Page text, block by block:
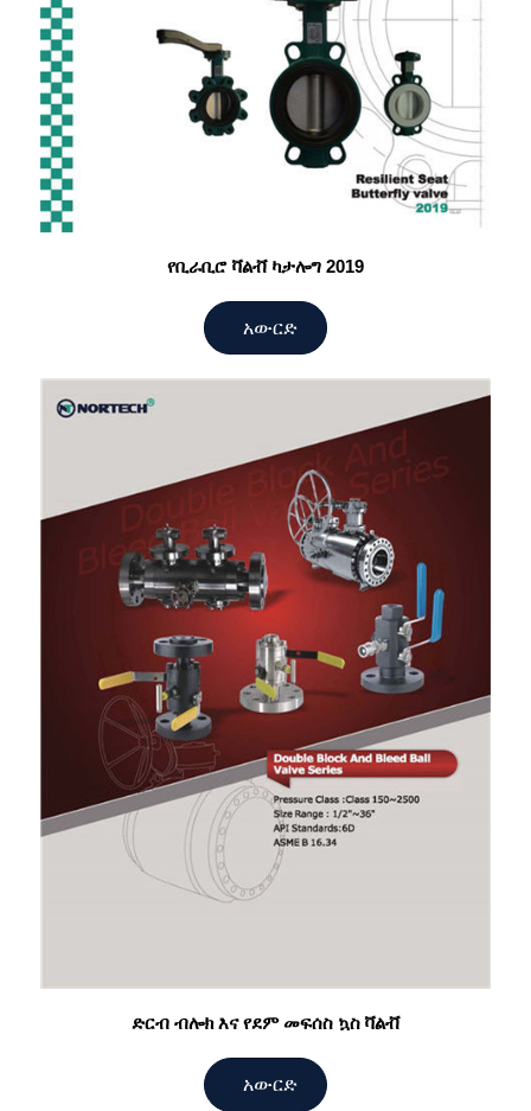
የቢራቢሮ ቫልቭ ካታሎግ 2019
አውርድ
ድርብ ብሎክ እና የደም መፍሰስ ኳስ ቫልቭ
አውርድ